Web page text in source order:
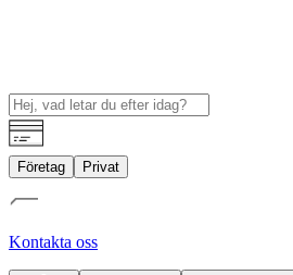
Företag Privat
Kontakta oss